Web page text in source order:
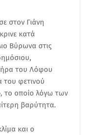
στον Γιάνη
κατά
Βύρωνα στις
του Λόφου
φετινού
το οποίο λόγω των
βαρύτητα.
και ο